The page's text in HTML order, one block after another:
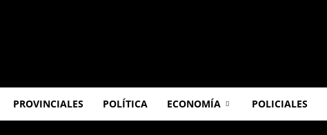
PROVINCIALES POLÍTICA ECONOMÍA POLICIALES